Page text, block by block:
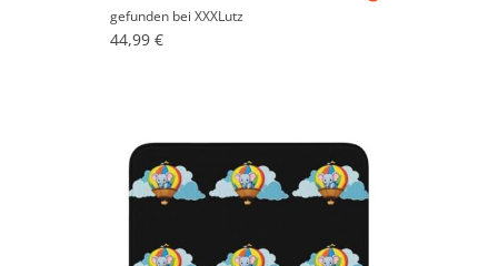
gefunden bei XXXLutz
44,99 €